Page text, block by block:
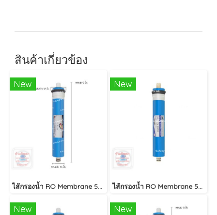
สินค้าเกี่ยวข้อง
New
ไส้กรองน้ำ RO Membrane 50 GPD 12 นิ้ว TREATTON
New
ไส้กรองน้ำ RO Membrane 50 GPD 12 นิ้ว UNIPURE
New New